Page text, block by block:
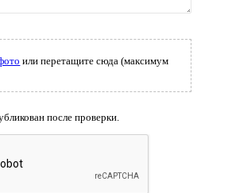
или перетащите сюда (максимум
после проверки.